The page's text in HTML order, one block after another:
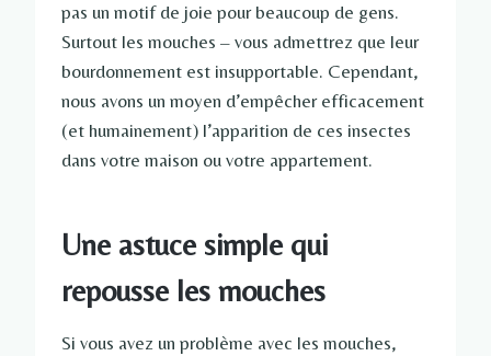
pas un motif de joie pour beaucoup de gens.
Surtout les mouches – vous admettrez que leur
bourdonnement est insupportable. Cependant,
nous avons un moyen d’empêcher efficacement
(et humainement) l’apparition de ces insectes
dans votre maison ou votre appartement.
Une astuce simple qui
repousse les mouches
Si vous avez un problème avec les mouches,